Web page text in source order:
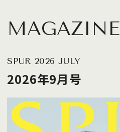
MAGAZINE
SPUR 2026 JULY
2026年9月号